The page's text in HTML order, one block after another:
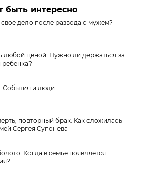
быть интересно
свое дело после развода с мужем?
любой ценой. Нужно ли держаться за
События и люди
повторный брак. Как сложилась
Сергея Супонева
Когда в семье появляется